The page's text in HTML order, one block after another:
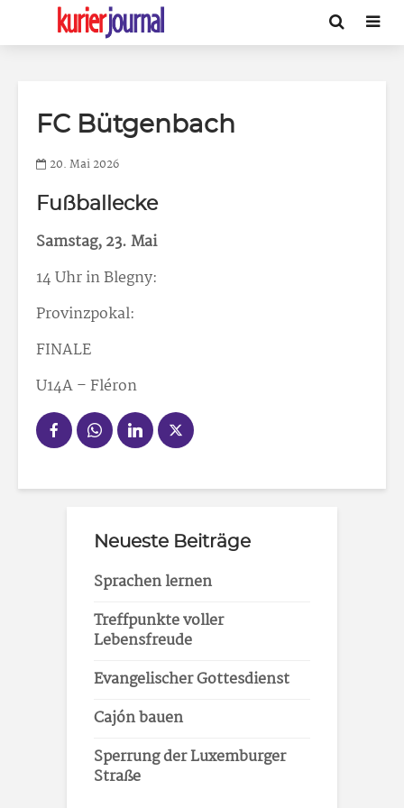
FC Bütgenbach
20. Mai 2026
Fußballecke
Samstag, 23. Mai
14 Uhr in Blegny:
Provinzpokal:
FINALE
U14A – Fléron
Neueste Beiträge
Sprachen lernen
Treffpunkte voller
Lebensfreude
Evangelischer Gottesdienst
Cajón bauen
Sperrung der Luxemburger
Straße